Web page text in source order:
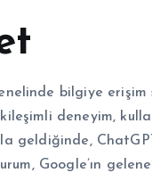
bilgiye erişim
deneyim,
geldiğinde,
Google’ın